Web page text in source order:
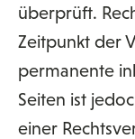
überprüft.
Zeitpunkt der
permanente
Seiten ist
einer